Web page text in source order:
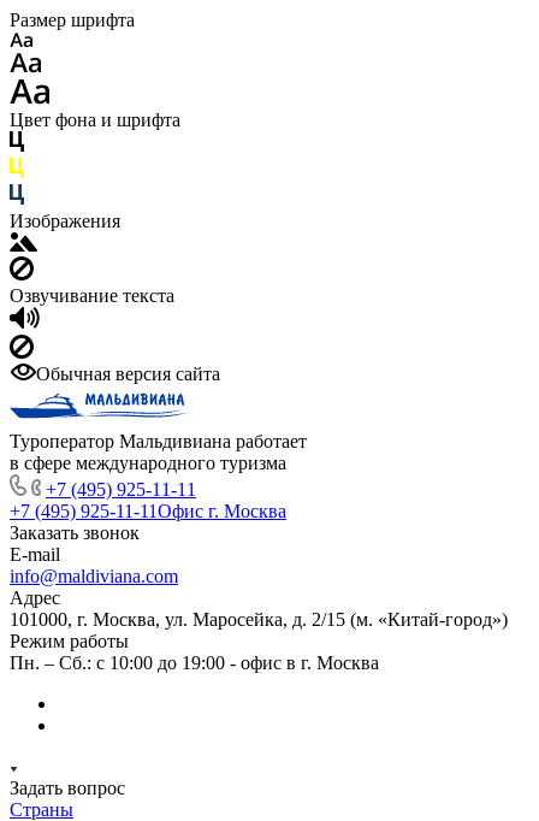
Размер шрифта
Цвет фона и шрифта
Изображения
Озвучивание текста
Обычная версия сайта
Туроператор Мальдивиана работает
в сфере международного туризма
+7 (495) 925-11-11
+7 (495) 925-11-11Офис г. Москва
Заказать звонок
E-mail
info@maldiviana.com
Адрес
101000, г. Москва, ул. Маросейка, д. 2/15 (м. «Китай-город»)
Режим работы
Пн. – Сб.: с 10:00 до 19:00 - офис в г. Москва
Задать вопрос
Страны